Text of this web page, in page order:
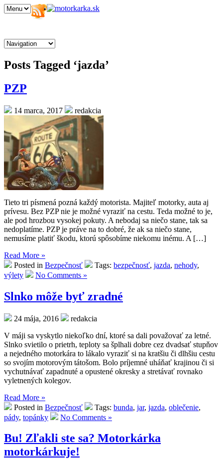
Posts Tagged ‘jazda’
PZP
14 marca, 2017 redakcia
Tieto tri písmená pozná každý motorista. Majiteľ motorky, auta aj
prívesu. Bez PZP nie je možné vyraziť na cestu. Teda možné to je,
ale pod hrozbou vysokej pokuty. A nebodaj sa niečo stane, tak sa
nedoplatíme. PZP je práve na to dobré, že ak sa niečo stane,
nemusíme platiť škodu, ktorú spôsobíme niekomu inému. A […]
Read More »
Posted in Bezpečnosť Tags: bezpečnosť, jazda, nehody,
výlety
No Comments »
Slnko môže byť zradné
24 mája, 2016
redakcia
V máji sa vyskytlo niekoľko dní, ktoré sa dali považovať za letné.
Slnko svietilo o prietrh, teploty sa šplhali dobre cez dvadsať stupňov
a nejedného motorkára to lákalo vyraziť si na kratšiu či dlhšiu cestu
so svojím motorovým tátošom. Bolo príjemné uháňať krajinou či si
vychutnávať zapadnuté a opustené okresky a stretávať rovnako
vyletnených kolegov.
Read More »
Posted in Bezpečnosť Tags: bunda, jar, jazda, oblečenie,
pády, topánky No Comments »
Bu! Zľakli ste sa? Motorkárka
motorkárkuje!